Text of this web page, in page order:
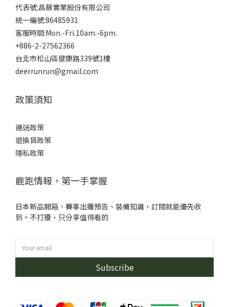
代表號:昌藤實業股份有限公司
統一編號:86485931
客服時間:Mon.-Fri.10am.-6pm.
+886-2-27562366
台北市松山區健康路339號1樓
deerrunrun@gmail.com
政策須知
運送政策
退換貨政策
隱私政策
鹿跑情報，第一手掌握
日本新品開箱、賽事出攤預告、裝備知識，訂閱就能優先收
到。不打擾，只分享值得看的
Subscribe